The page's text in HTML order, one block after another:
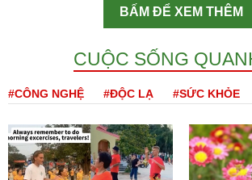
BẤM ĐỂ XEM THÊM
CUỘC SỐNG
#CÔNG NGHỆ #ĐỘC LẠ #SỨC KHỎE